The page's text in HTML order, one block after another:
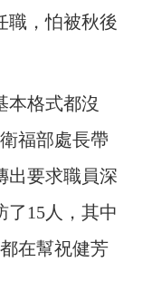
職，怕被秋後
本格式都沒
福部處長帶
出要求職員深
了15人，其中
在幫祝健芳